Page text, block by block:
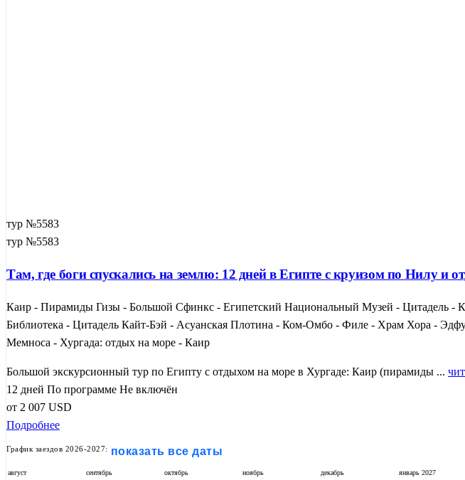
тур №5583
тур №5583
Там, где боги спускались на землю: 12 дней в Египте с круизом по Нилу и
Каир - Пирамиды Гизы - Большой Сфинкс - Египетский Национальный Музей - Цитадель -
Библиотека - Цитадель Кайт-Бэй - Асуанская Плотина - Ком-Омбо - Филе - Храм Хора -
Мемноса - Хургада: отдых на море - Каир
Большой экскурсионный тур по Египту с отдыхом на море в Хургаде: Каир (пирамиды ...
12 дней По программе Не включён
от 2 007 USD
Подробнее
График заездов 2026-2027: показать все даты
август сентябрь октябрь ноябрь декабрь январь 2027